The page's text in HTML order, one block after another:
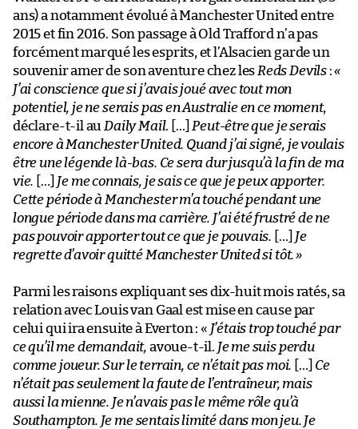
ans) a notamment évolué à Manchester United entre
2015 et fin 2016. Son passage à Old Trafford n’a pas
forcément marqué les esprits, et l’Alsacien garde un
souvenir amer de son aventure chez les Reds Devils :«
J’ai conscience que si j’avais joué avec tout mon
potentiel, je ne serais pas en Australie en ce moment,
déclare-t-il au Daily Mail. […] Peut-être que je serais
encore à Manchester United. Quand j’ai signé, je voulais
être une légende là-bas. Ce sera dur jusqu’à la fin de ma
vie.
[…] Je me connais, je sais ce que je peux apporter.
Cette période à Manchester m’a touché pendant une
longue période dans ma carrière. J’ai été frustré de ne
pas pouvoir apporter tout ce que je pouvais.
[…] Je
regrette d’avoir quitté Manchester United si tôt.»
Parmi les raisons expliquant ses dix-huit mois ratés, sa
relation avec Louis van Gaal est mise en cause par
celui qui ira ensuite à Everton : « J’étais trop touché par
ce qu’il me demandait, avoue-t-il. Je me suis perdu
comme joueur. Sur le terrain, ce n’était pas moi. […] Ce
n’était pas seulement la faute de l’entraîneur, mais
aussi la mienne. Je n’avais pas le même rôle qu’à
Southampton. Je me sentais limité dans mon jeu. Je